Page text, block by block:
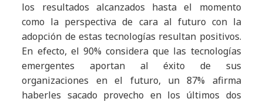
los resultados alcanzados hasta el momento
como la perspectiva de cara al futuro con la
adopción de estas tecnologías resultan positivos.
En efecto, el 90% considera que las tecnologías
emergentes aportan al éxito de sus
organizaciones en el futuro, un 87% afirma
haberles sacado provecho en los últimos dos